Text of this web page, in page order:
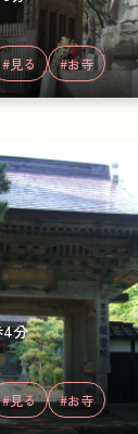
#見る #お寺
4分
#見る #お寺